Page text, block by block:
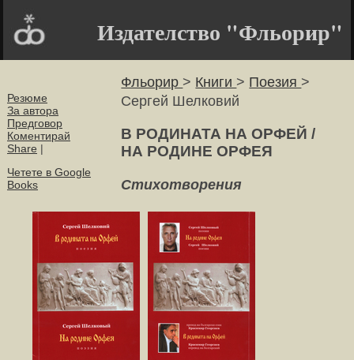
Издателство "Фльорир"
Резюме
За автора
Предговор
Коментирай
Share |
Четете в Google
Books
Фльорир > Книги > Поезия >
Сергей Шелковий
В РОДИНАТА НА ОРФЕЙ /
НА РОДИНЕ ОРФЕЯ
Стихотворения